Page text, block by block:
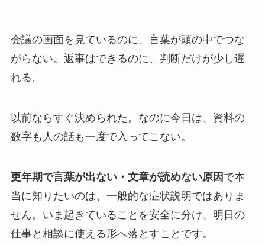
会議の画面を見ているのに、言葉が頭の中でつな
がらない。返事はできるのに、判断だけが少し遅
れる。
以前ならすぐ決められた。なのに今日は、資料の
数字も人の話も一度で入ってこない。
更年期で言葉が出ない・文章が読めない原因 で本
当に知りたいのは、一般的な症状説明ではありま
せん。いま起きていることを安全に分け、明日の
仕事と相談に使える形へ落とすことです。